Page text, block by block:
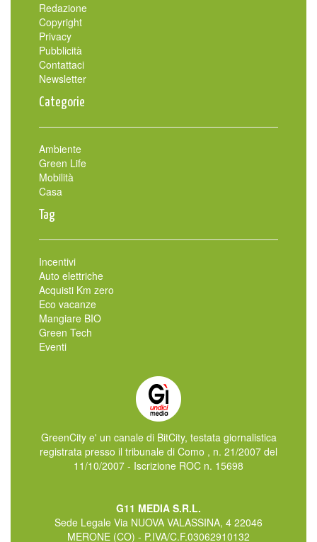
Redazione
Copyright
Privacy
Pubblicità
Contattaci
Newsletter
Categorie
Ambiente
Green Life
Mobilità
Casa
Tag
Incentivi
Auto elettriche
Acquisti Km zero
Eco vacanze
Mangiare BIO
Green Tech
Eventi
GreenCity e' un canale di BitCity, testata giornalistica
registrata presso il tribunale di Como , n. 21/2007 del
11/10/2007 - Iscrizione ROC n. 15698
G11 MEDIA S.R.L.
Sede Legale Via NUOVA VALASSINA, 4 22046
MERONE (CO) - P.IVA/C.F.03062910132